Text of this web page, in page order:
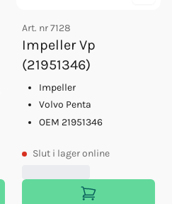
Art. nr7128
Impeller Vp
(21951346)
Impeller
Volvo Penta
OEM 21951346
Slut i lager online